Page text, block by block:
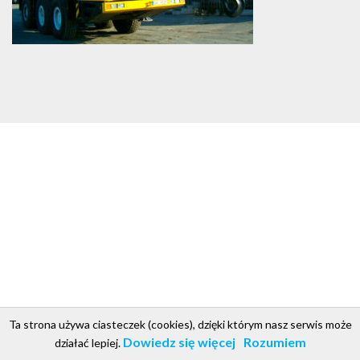
Copyright © 2018. Projekt i realizacja CS Group Polska csgroup.pl
Ta strona używa ciasteczek (cookies), dzięki którym nasz serwis może
działać lepiej. Dowiedz się więcej Rozumiem